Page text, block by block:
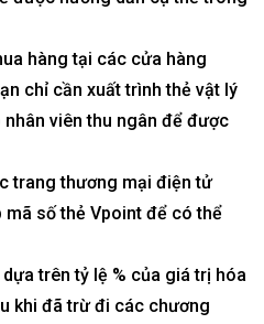
hàng tại các cửa hàng
chỉ cần xuất trình thẻ vật lý
viên thu ngân để được
trang thương mại điện tử
mã số thẻ Vpoint để có thể
trên tỷ lệ % của giá trị hóa
khi đã trừ đi các chương